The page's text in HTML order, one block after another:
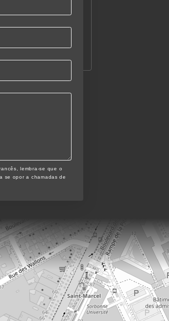
lembra-se que o
se opor a chamadas de